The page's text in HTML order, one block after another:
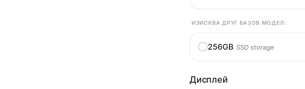
ИЗИСКВА ДРУГ БАЗОВ МОДЕЛ:
256GB SSD storage
Дисплей